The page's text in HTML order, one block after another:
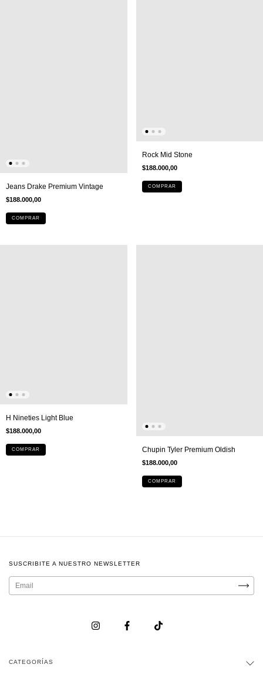
Jeans Drake Premium Vintage
$188.000,00
COMPRAR
Rock Mid Stone
$188.000,00
COMPRAR
H Nineties Light Blue
$188.000,00
COMPRAR Chupin Tyler Premium Oldish
$188.000,00
COMPRAR
SUSCRIBITE A NUESTRO NEWSLETTER
CATEGORÍAS